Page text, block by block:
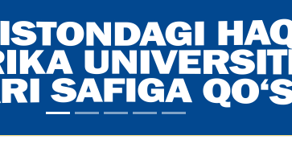
26-may 09:52